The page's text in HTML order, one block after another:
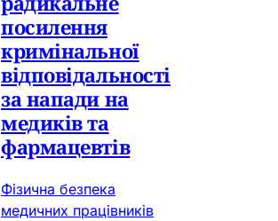
посилення
кримінальної
відповідальності
за напади на
медиків та
фармацевтів
Фізична безпека
медичних працівників